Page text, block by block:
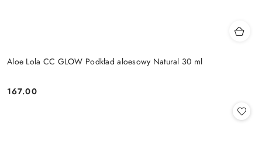
Aloe Lola CC GLOW Podkład aloesowy Natural 30 ml
Cena:
167.00